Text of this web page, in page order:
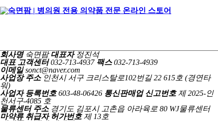
회사명숙면팜 대표자 정진석
대표 고객센터032-713-4937 팩스032-713-4939
이메일sonct@naver.com
사업장 주소 인천시 서구 크리스탈로102번길 22 615호 (경연타
워)
사업자 등록번호603-48-06426 통신판매업 신고번호제 2025-인
천서구-4085 호
물류센터 주소경기도 김포시 고촌읍 아라육로 80 WJ물류센터
마약류 취급자 허가번호제 13호